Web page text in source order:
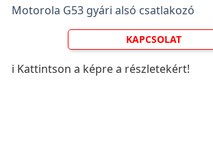
Motorola G53 gyári alsó csatlakozó
KAPCSOLAT
ℹ️ Kattintson a képre a részletekért!